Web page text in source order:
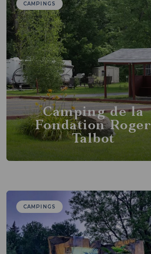
CAMPINGS
Camping de la
Fondation Roger
Talbot
CAMPINGS